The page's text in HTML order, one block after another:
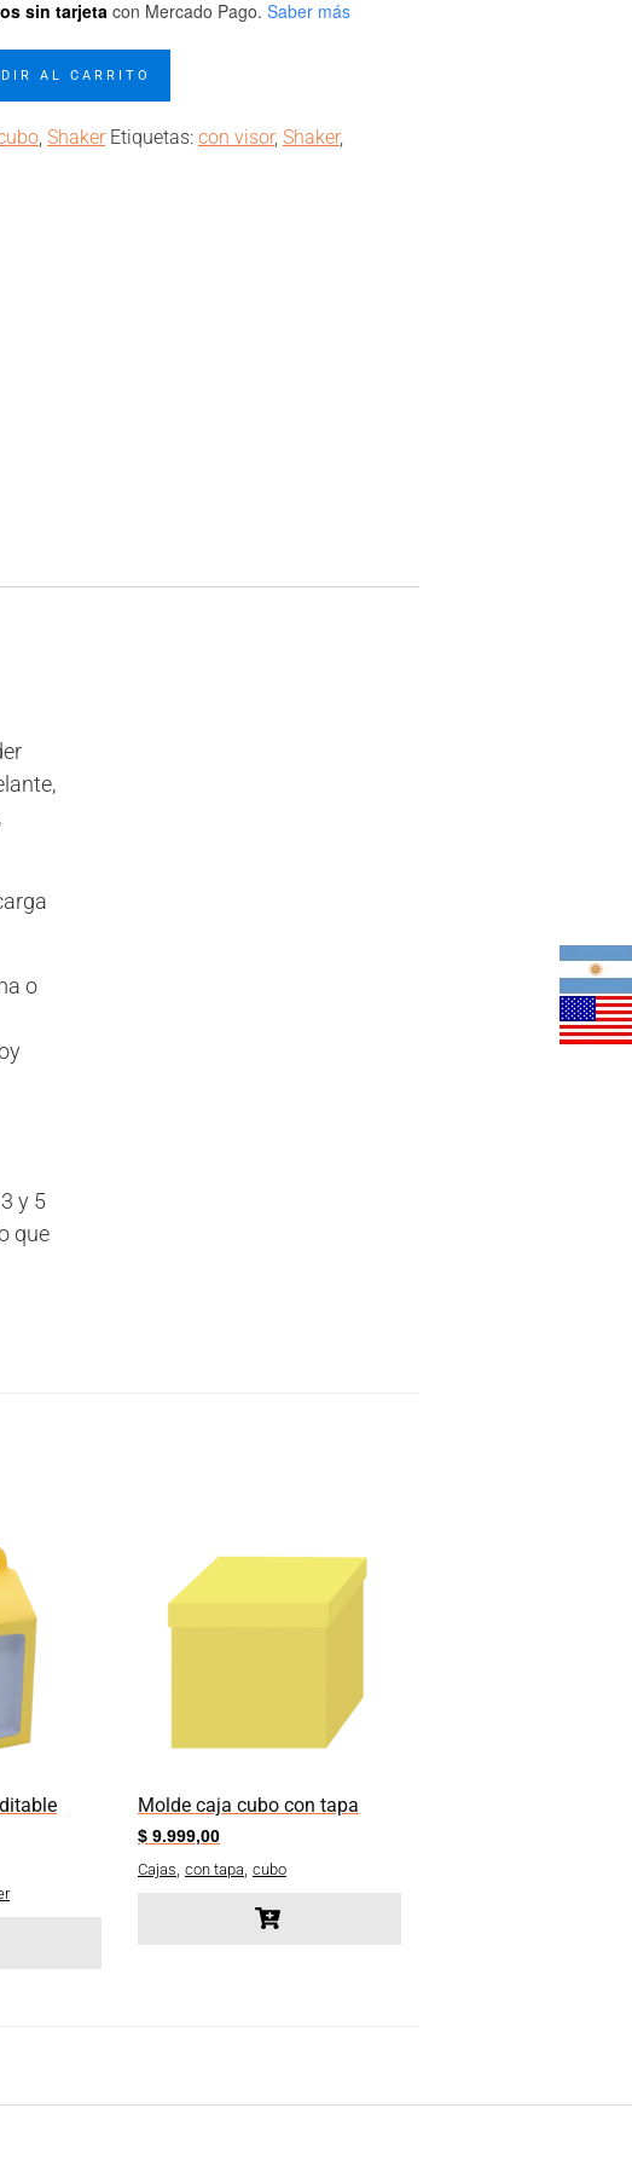
sin tarjeta con Mercado Pago. Saber más
AL CARRITO
, Shaker Etiquetas: con visor, Shaker,
o
y 5
que
Molde caja cubo con tapa
$ 9.999,00
Cajas con tapa cubo